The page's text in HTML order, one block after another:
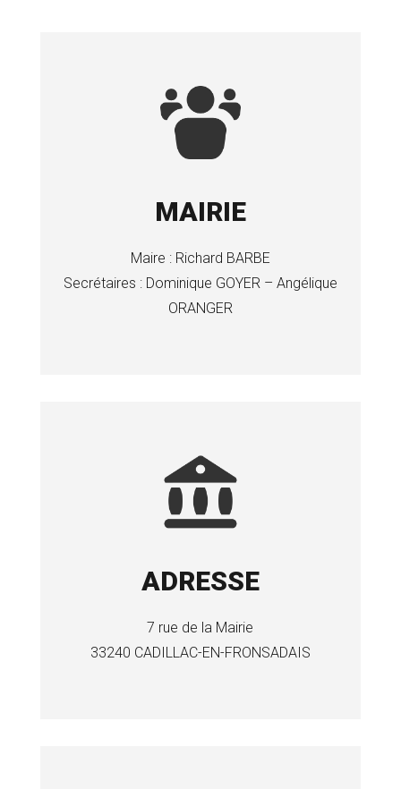
MAIRIE
Maire : Richard BARBE
Secrétaires : Dominique GOYER – Angélique
ORANGER
ADRESSE
7 rue de la Mairie
33240 CADILLAC-EN-FRONSADAIS